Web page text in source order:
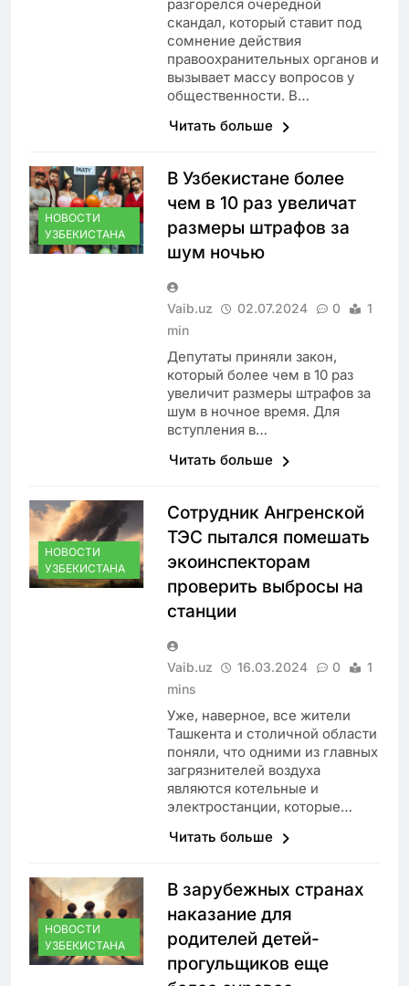
разгорелся очередной
скандал, который ставит под
сомнение действия
правоохранительных органов и
вызывает массу вопросов у
общественности. В…
Читать больше
НОВОСТИ
УЗБЕКИСТАНА
В Узбекистане более
чем в 10 раз увеличат
размеры штрафов за
шум ночью
Vaib.uz 02.07.2024 0
1
min
Депутаты приняли закон,
который более чем в 10 раз
увеличит размеры штрафов за
шум в ночное время. Для
вступления в…
Читать больше
НОВОСТИ
УЗБЕКИСТАНА
Сотрудник Ангренской
ТЭС пытался помешать
экоинспекторам
проверить выбросы на
станции
Vaib.uz 16.03.2024 0
1
mins
Уже, наверное, все жители
Ташкента и столичной области
поняли, что одними из главных
загрязнителей воздуха
являются котельные и
электростанции, которые…
Читать больше
НОВОСТИ
УЗБЕКИСТАНА
В зарубежных странах
наказание для
родителей детей-
прогульщиков еще